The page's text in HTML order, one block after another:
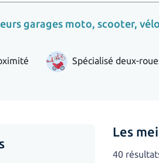
garages moto, scooter,
Spécialisé deux-
Les
40